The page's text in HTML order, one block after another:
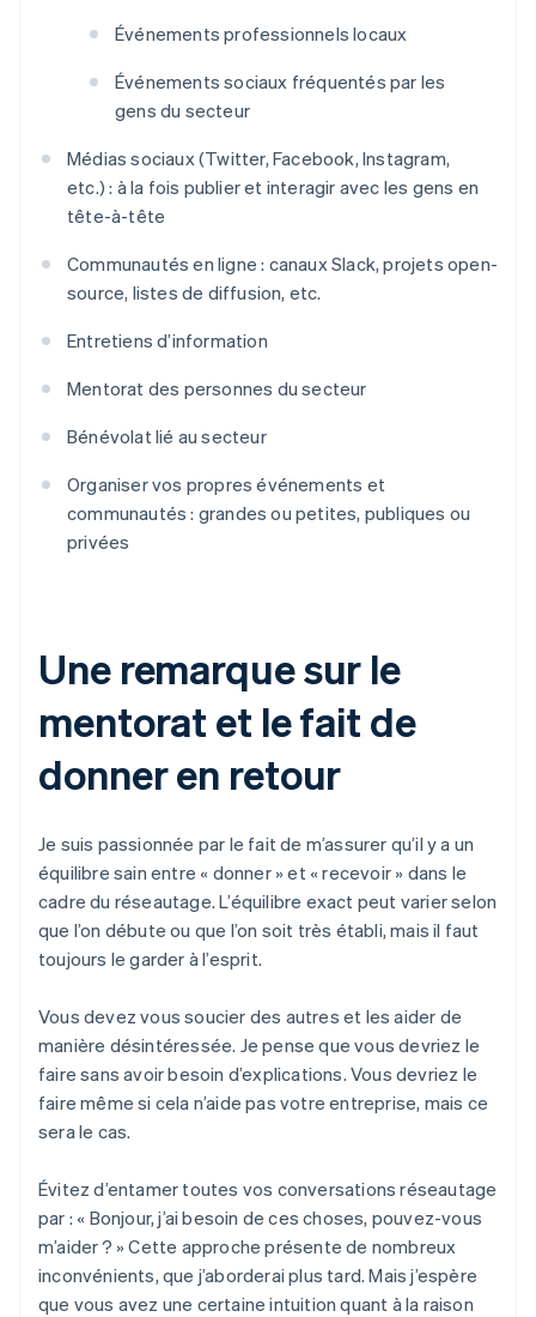
Événements professionnels locaux
Événements sociaux fréquentés par les
gens du secteur
Médias sociaux (Twitter, Facebook, Instagram,
etc.) : à la fois publier et interagir avec les gens en
tête-à-tête
Communautés en ligne : canaux Slack, projets open-
source, listes de diffusion, etc.
Entretiens d’information
Mentorat des personnes du secteur
Bénévolat lié au secteur
Organiser vos propres événements et
communautés : grandes ou petites, publiques ou
privées
Une remarque sur le
mentorat et le fait de
donner en retour
Je suis passionnée par le fait de m’assurer qu’il y a un
équilibre sain entre « donner » et « recevoir » dans le
cadre du réseautage. L’équilibre exact peut varier selon
que l’on débute ou que l’on soit très établi, mais il faut
toujours le garder à l’esprit.
Vous devez vous soucier des autres et les aider de
manière désintéressée. Je pense que vous devriez le
faire sans avoir besoin d’explications. Vous devriez le
faire même si cela n’aide pas votre entreprise, mais ce
sera le cas.
Évitez d’entamer toutes vos conversations réseautage
par : « Bonjour, j’ai besoin de ces choses, pouvez-vous
m’aider ? » Cette approche présente de nombreux
inconvénients, que j’aborderai plus tard. Mais j’espère
que vous avez une certaine intuition quant à la raison